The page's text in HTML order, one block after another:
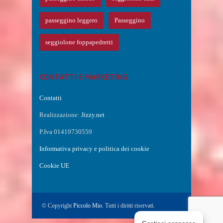
passeggino leggero Passeggino
seggiolone foppapedretti
CONTATTI E MARKETING
Contatti
Realizzazione: Jizzy.net
P.Iva 01419730559
Informativa privacy e politica dei cookie
Cookie UE
© CopyrightPiccolo Mio. Tutti i diritti riservati.